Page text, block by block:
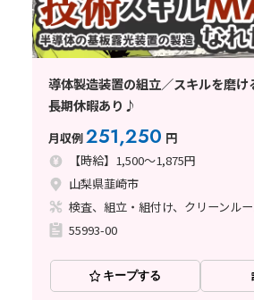
導体製造装置の組立／スキルを磨
長期休暇あり♪
月収例251,250 円
【時給】1,500～1,875円
山梨県韮崎市
55993-00
キープする